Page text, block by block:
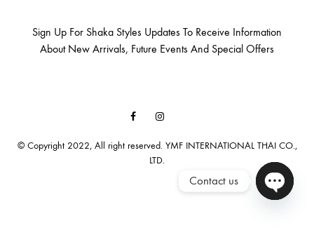
Sign Up For Shaka Styles Updates To Receive Information
About New Arrivals, Future Events And Special Offers
© Copyright 2022, All right reserved. YMF INTERNATIONAL THAI CO.,
LTD.
FacebookInstagram
Contact us